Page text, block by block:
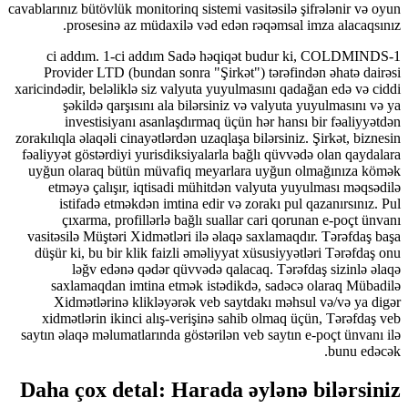
cavablarınız bütövlük monitorinq sistemi vasitəsilə şifrələnir
prosesinə az müdaxilə vəd edən rəqəmsal imza
1-ci addım. 1-ci addım Sadə həqiqət budur ki,
Provider LTD (bundan sonra "Şirkət") tərəfindən əhatə
xaricindədir, beləliklə siz valyuta yuyulmasını qadağan edə
şəkildə qarşısını ala bilərsiniz və valyuta
investisiyanı asanlaşdırmaq üçün hər hansı bir
zorakılıqla əlaqəli cinayətlərdən uzaqlaşa bilərsiniz. Şirkət,
fəaliyyət göstərdiyi yurisdiksiyalarla bağlı qüvvədə olan
uyğun olaraq bütün müvafiq meyarlara uyğun olmağınıza
etməyə çalışır, iqtisadi mühitdən valyuta yuyulması
istifadə etməkdən imtina edir və zorakı pul
çıxarma, profillərlə bağlı suallar cari qorunan e-poçt
vasitəsilə Müştəri Xidmətləri ilə əlaqə saxlamaqdır.
düşür ki, bu bir klik faizli əməliyyat xüsusiyyətləri
ləğv edənə qədər qüvvədə qalacaq. Tərəfdaş sizinlə
saxlamaqdan imtina etmək istədikdə, sadəcə olaraq
Xidmətlərinə klikləyərək veb saytdakı məhsul və/və
xidmətlərin ikinci alış-verişinə sahib olmaq üçün,
saytın əlaqə məlumatlarında göstərilən veb saytın e-poçt
bunu
Daha çox detal: Harada əylənə